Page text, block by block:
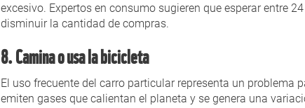
excesivo. Expertos en consumo sugieren que esperar entre
disminuir la cantidad de compras.
8. Camina o usa la bicicleta
El uso frecuente del carro particular representa un
emiten gases que calientan el planeta y se genera una